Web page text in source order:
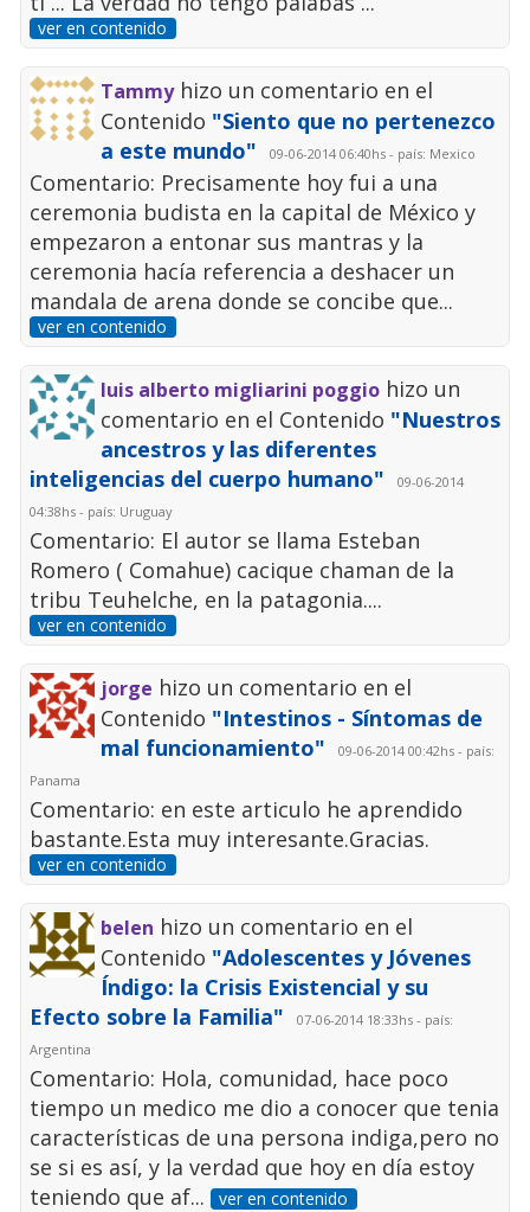
ver en contenido
Tammyhizo un comentario en el
Contenido "Siento que no pertenezco
a este mundo"
09-06-2014 06:40hs - país: Mexico
Comentario: Precisamente hoy fui a una
ceremonia budista en la capital de México y
empezaron a entonar sus mantras y la
ceremonia hacía referencia a deshacer un
mandala de arena donde se concibe que...
ver en contenido
luis alberto migliarini poggio hizo un
comentario en el Contenido "Nuestros
ancestros y las diferentes
inteligencias del cuerpo humano"
09-06-2014
04:38hs - país: Uruguay
Comentario: El autor se llama Esteban
Romero ( Comahue) cacique chaman de la
tribu Teuhelche, en la patagonia....
ver en contenido
jorge hizo un comentario en el
Contenido "Intestinos - Síntomas de
mal funcionamiento"
09-06-2014 00:42hs - país:
Panama
Comentario: en este articulo he aprendido
bastante.Esta muy interesante.Gracias.
ver en contenido
belen hizo un comentario en el
Contenido "Adolescentes y Jóvenes
Índigo: la Crisis Existencial y su
Efecto sobre la Familia"
07-06-2014 18:33hs - país:
Argentina
Comentario: Hola, comunidad, hace poco
tiempo un medico me dio a conocer que tenia
características de una persona indiga,pero no
se si es así, y la verdad que hoy en día estoy
teniendo que af...
ver en contenido